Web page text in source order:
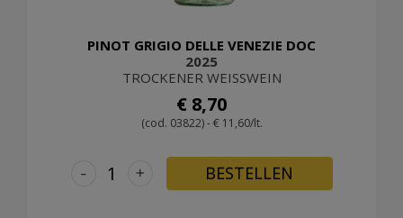
PINOT GRIGIO DELLE VENEZIE DOC
2025
TROCKENER WEISSWEIN
€ 8,70
(cod. 03822) - € 11,60/lt.
+
- BESTELLEN